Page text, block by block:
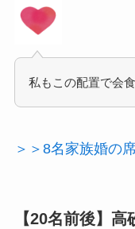
私もこの配置で会
＞＞8名家族婚の
【20名前後】